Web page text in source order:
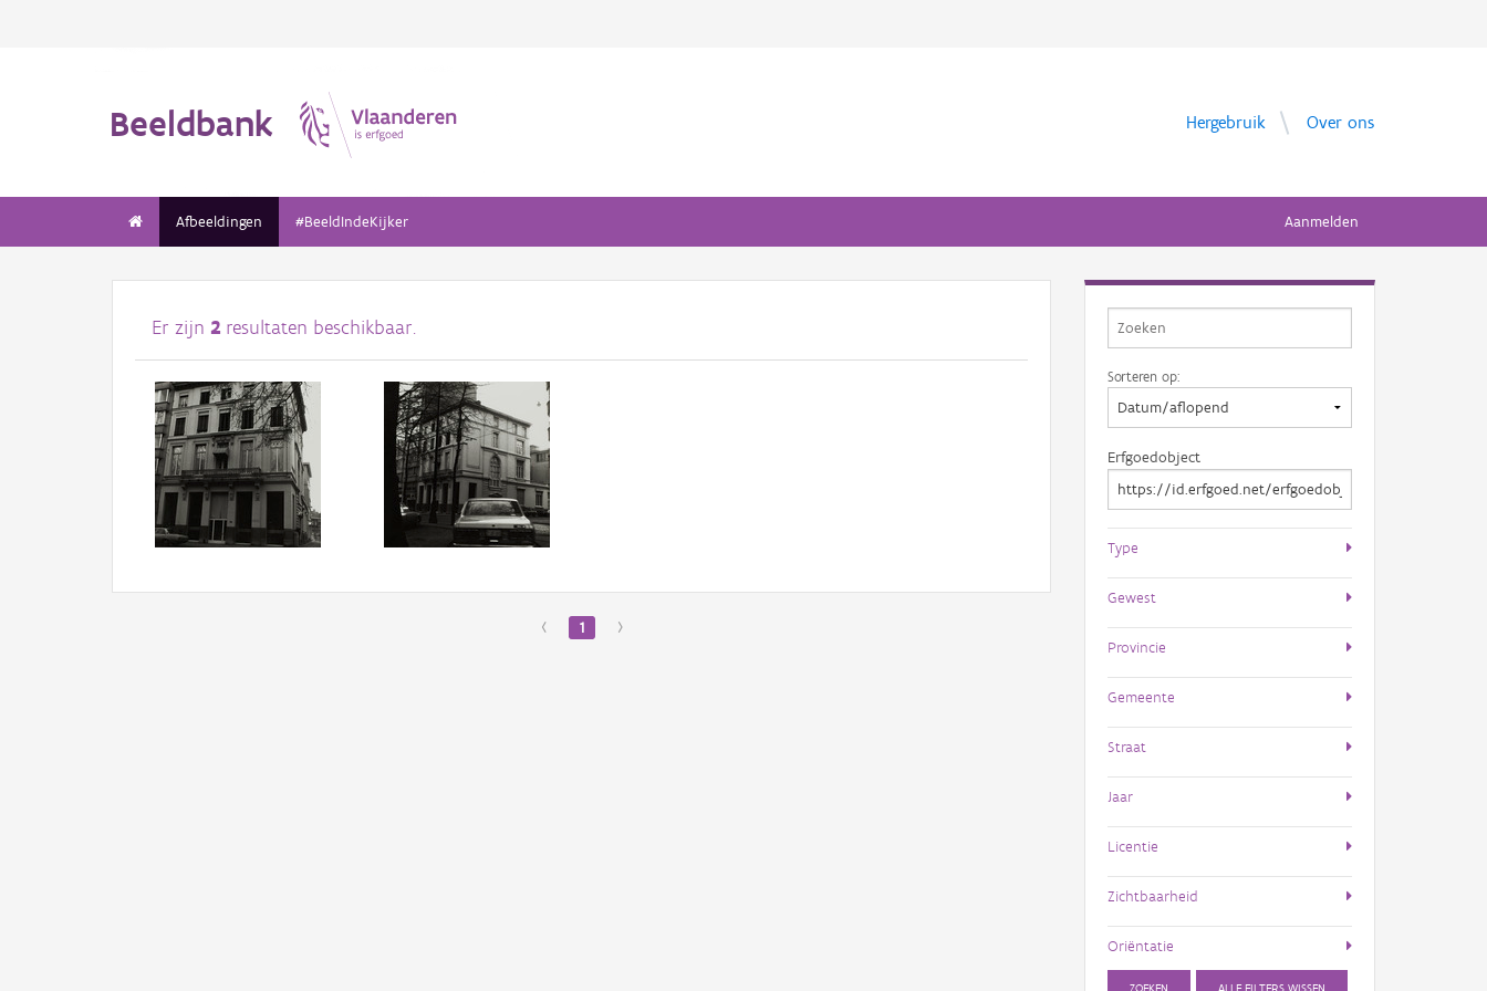
Beeldbank Hergebruik Over ons
Afbeeldingen #BeeldIndeKijker Aanmelden
Er zijn 2 resultaten beschikbaar.
‹ 1 ›
Sorteren op:
Erfgoedobject
Type
Gewest
Provincie
Gemeente
Straat
Jaar
Licentie
Zichtbaarheid
Oriëntatie